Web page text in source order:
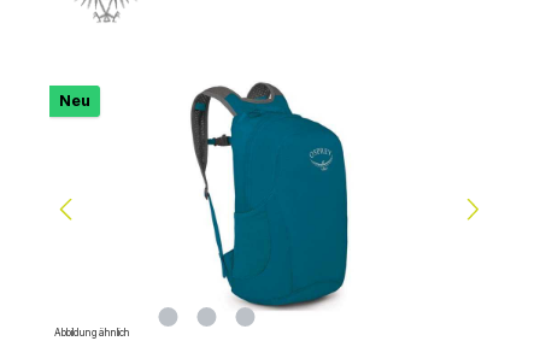
Bildergalerie überspringen
Neu
Abbildung ähnlich